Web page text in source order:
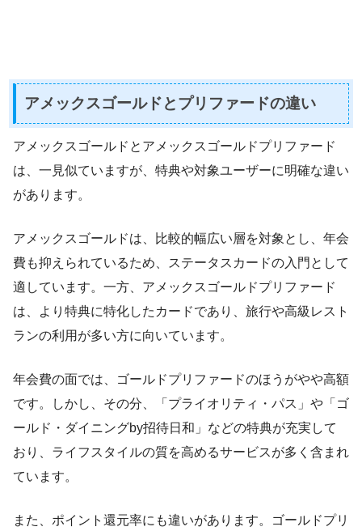
アメックスゴールドとプリファードの違い
アメックスゴールドとアメックスゴールドプリファード
は、一見似ていますが、特典や対象ユーザーに明確な違い
があります。
アメックスゴールドは、比較的幅広い層を対象とし、年会
費も抑えられているため、ステータスカードの入門として
適しています。一方、アメックスゴールドプリファード
は、より特典に特化したカードであり、旅行や高級レスト
ランの利用が多い方に向いています。
年会費の面では、ゴールドプリファードのほうがやや高額
です。しかし、その分、「プライオリティ・パス」や「ゴ
ールド・ダイニングby招待日和」などの特典が充実して
おり、ライフスタイルの質を高めるサービスが多く含まれ
ています。
また、ポイント還元率にも違いがあります。ゴールドプリ